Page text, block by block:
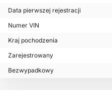
Data pierwszej rejestracji
Numer VIN
Kraj pochodzenia
Zarejestrowany
Bezwypadkowy